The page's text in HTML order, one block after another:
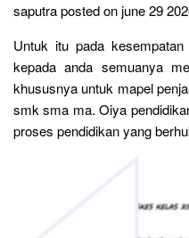
saputra posted on june 29
Untuk itu pada
kepada anda semuanya
khususnya untuk mapel
smk sma ma. Oiya
proses pendidikan yang